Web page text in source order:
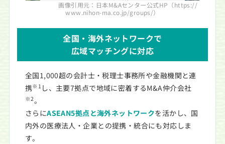
画像引用元：日本M&Aセンター公式HP （https://
www.nihon-ma.co.jp/groups/）
全国・海外ネットワークで
広域マッチングに対応
全国1,000超の会計士・税理士事務所や金融機関と連
携※1 し、主要7拠点で地域に密着するM&A仲介会社
※2。
さらにASEAN5拠点と海外ネットワークを活かし、国
内外の医療法人・企業との提携・統合にも対応しま
す。